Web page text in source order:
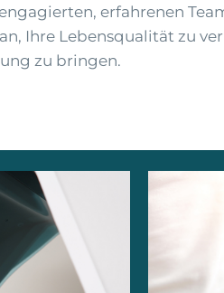
erfahrenen
Ihre Lebensqualität zu
zu bringen.